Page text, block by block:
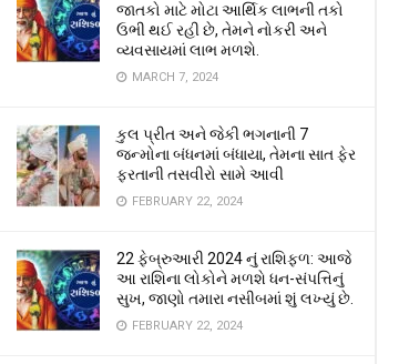
જાતકો માટે મોટા આર્થિક લાભની તકો
ઉભી થઈ રહી છે, તેમને નોકરી અને
વ્યવસાયમાં લાભ મળશે.
MARCH 7, 2024
કુલ પ્રીત અને જેકી ભગનાની 7
જન્મોના બંધનમાં બંધાયા, તેમના સાત ફેર
ફરતાની તસવીરો સામે આવી
FEBRUARY 22, 2024
22 ફેબ્રુઆરી 2024 નું રાશિફળ: આજે
આ રાશિના લોકોને મળશે ધન-સંપત્તિનું
સુખ, જાણો તમારા નસીબમાં શું લખ્યું છે.
FEBRUARY 22, 2024